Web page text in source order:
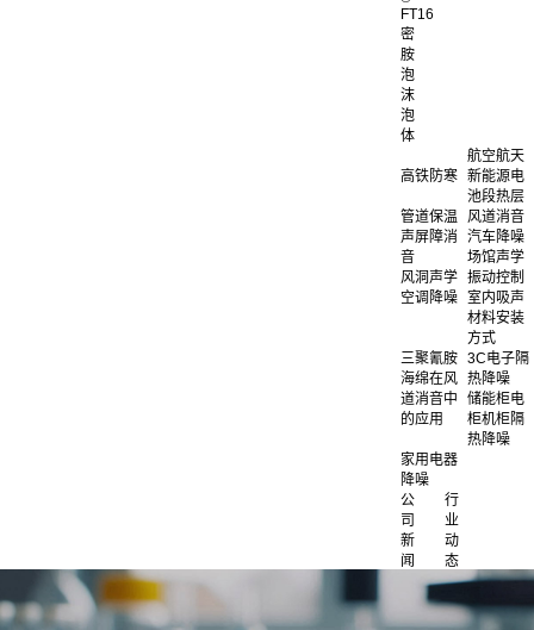
FT16
密
胺
泡
沫
泡
体
航空航天
高铁防寒 新能源电
池段热层
管道保温
风道消音
声屏障消
音
汽车降噪
场馆声学
风洞声学 振动控制
空调降噪 室内吸声
材料安装
方式
三聚氰胺
海绵在风
道消音中
的应用
3C电子隔
热降噪
储能柜电
柜机柜隔
热降噪
家用电器
降噪
公
司
新
闻
行
业
动
态